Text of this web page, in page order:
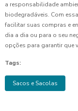
a responsabilidade
biodegradáveis. Com
facilitar suas compras e
dia a dia ou para o seu
opções para garantir que
Tags:
Sacos e Sacolas